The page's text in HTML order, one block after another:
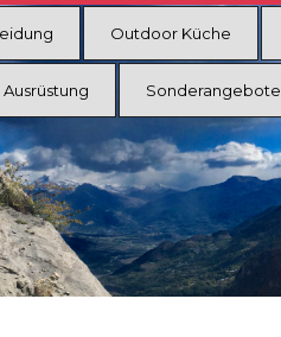
Outdoor Küche
Ausrüstung Sonderangebote